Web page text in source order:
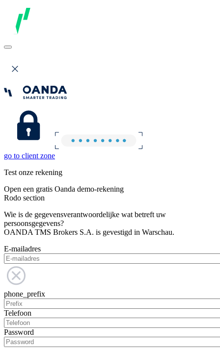
go to client zone
Test onze rekening
Open een gratis Oanda demo-rekening
Rodo section
Wie is de gegevensverantwoordelijke wat betreft uw
persoonsgegevens?
OANDA TMS Brokers S.A. is gevestigd in Warschau.
E-mailadres
phone_prefix
Telefoon
Password